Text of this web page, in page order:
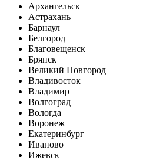
Архангельск
Астрахань
Барнаул
Белгород
Благовещенск
Брянск
Великий Новгород
Владивосток
Владимир
Волгоград
Вологда
Воронеж
Екатеринбург
Иваново
Ижевск